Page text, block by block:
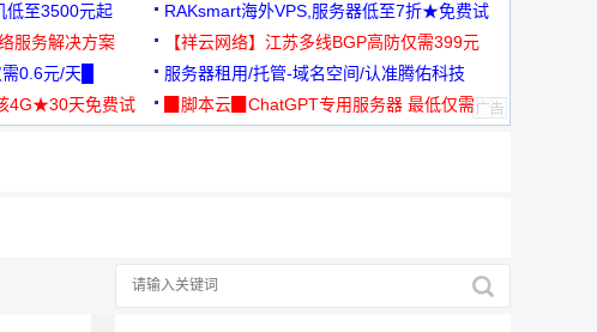
用★
低至3500元起
RAKsmart海外VPS,服务器低至7折★免费试
用★
服务解决方案
【祥云网络】江苏多线BGP高防仅需399元
0.6元/天█
服务器租用/托管-域名空间/认准腾佑科技
4G★30天免费试
▉脚本云▉ChatGPT专用服务器 最低仅需
理性选择